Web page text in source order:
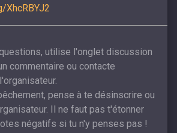
XhcRBYJ2
utilise l'onglet discussion
commentaire ou contacte
pense à te désinscrire ou
Il ne faut pas t'étonner
négatifs si tu n'y penses pas !